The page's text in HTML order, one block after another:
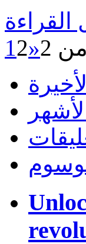
«
12
الأخيرة
الأشهر